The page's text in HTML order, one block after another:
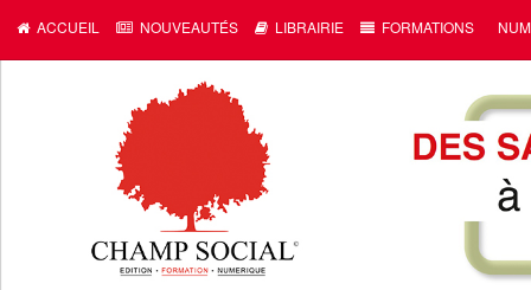
ACCUEIL NOUVEAUTÉS LIBRAIRIE FORMATIONS